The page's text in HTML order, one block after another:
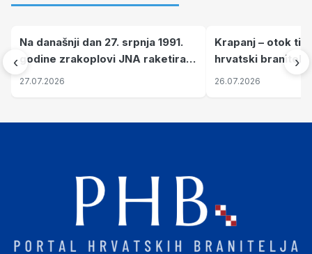
‹
Na današnji dan 27. srpnja 1991.
godine zrakoplovi JNA raketirali
su vojarnu i obučni centar "Nikola
27.07.2026
Krapanj – otok
hrvatski branitelji
pronalaze mir
26.07.2026
›